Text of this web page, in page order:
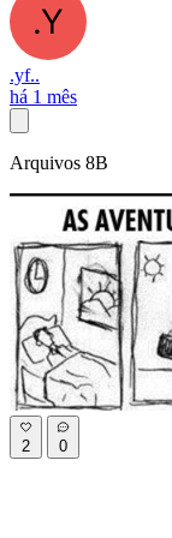
.yf..
há 1 mês
Arquivos 8B
2 0